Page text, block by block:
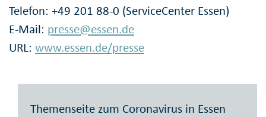
Telefon: +49 201 88-0 (ServiceCenter Essen)
E-Mail: presse@essen.de
URL: www.essen.de/presse
Themenseite zum Coronavirus in Essen